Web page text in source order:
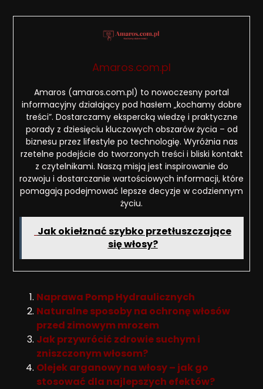
Amaros.com.pl
Amaros (amaros.com.pl) to nowoczesny portal
informacyjny działający pod hasłem „kochamy dobre
treści”. Dostarczamy ekspercką wiedzę i praktyczne
porady z dziesięciu kluczowych obszarów życia – od
biznesu przez lifestyle po technologię. Wyróżnia nas
rzetelne podejście do tworzonych treści i bliski kontakt
z czytelnikami. Naszą misją jest inspirowanie do
rozwoju i dostarczanie wartościowych informacji, które
pomagają podejmować lepsze decyzje w codziennym
życiu.
Jak okiełznać szybko przetłuszczające
się włosy?
Naprawa Pomp Hydraulicznych
Naturalne sposoby na ochronę włosów
przed zimowym mrozem
Jak przywrócić zdrowie suchym i
zniszczonym włosom?
Olejek arganowy na włosy – jak go
stosować dla najlepszych efektów?